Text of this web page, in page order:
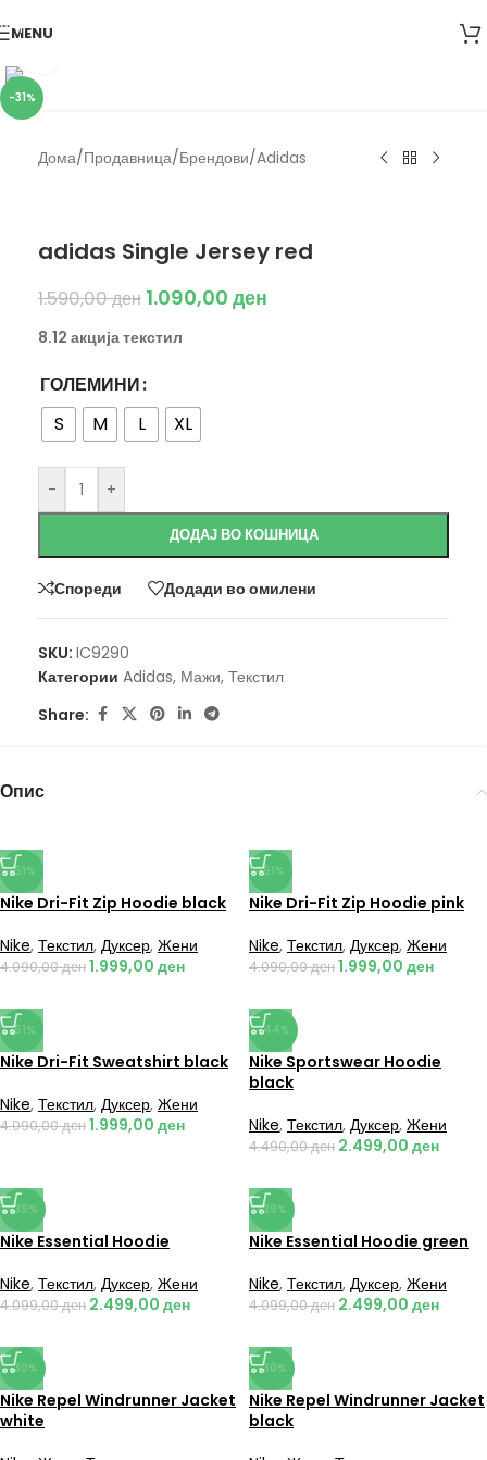
Skip to navigation
Skip to main content
MENU
-31%
Дома/Продавница/Брендови/Adidas
adidas Single Jersey red
1.590,00ден 1.090,00 ден
8.12 акција текстил
ГОЛЕМИНИ
S
M L XL
- +
ДОДАЈ ВО КОШНИЦА
Спореди Додади во омилени
SKU: IC9290
Категории Adidas, Мажи, Текстил
Share:
Опис
-51%
Nike Dri-Fit Zip Hoodie black
Nike, Текстил, Дуксер, Жени
4.090,00ден1.999,00 ден
-51%
Nike Dri-Fit Zip Hoodie pink
Nike, Текстил, Дуксер, Жени
4.090,00ден1.999,00 ден
-51%
Nike Dri-Fit Sweatshirt black
Nike, Текстил, Дуксер, Жени
4.090,00ден1.999,00 ден
-44%
Nike Sportswear Hoodie
black
Nike, Текстил, Дуксер, Жени
4.490,00ден 2.499,00 ден
-39%
Nike Essential Hoodie
Nike, Текстил, Дуксер, Жени
4.099,00ден 2.499,00 ден
-39%
Nike Essential Hoodie green
Nike, Текстил, Дуксер, Жени
4.099,00ден 2.499,00 ден
-30%
Nike Repel Windrunner Jacket
white
-30%
Nike Repel Windrunner Jacket
black